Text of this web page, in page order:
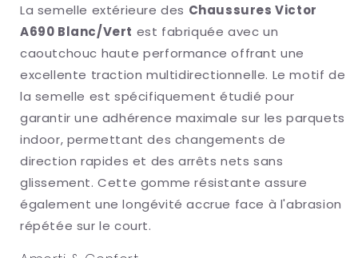
La semelle extérieure des Chaussures Victor
A690 Blanc/Vert est fabriquée avec un
caoutchouc haute performance offrant une
excellente traction multidirectionnelle. Le motif de
la semelle est spécifiquement étudié pour
garantir une adhérence maximale sur les parquets
indoor, permettant des changements de
direction rapides et des arrêts nets sans
glissement. Cette gomme résistante assure
également une longévité accrue face à l'abrasion
répétée sur le court.